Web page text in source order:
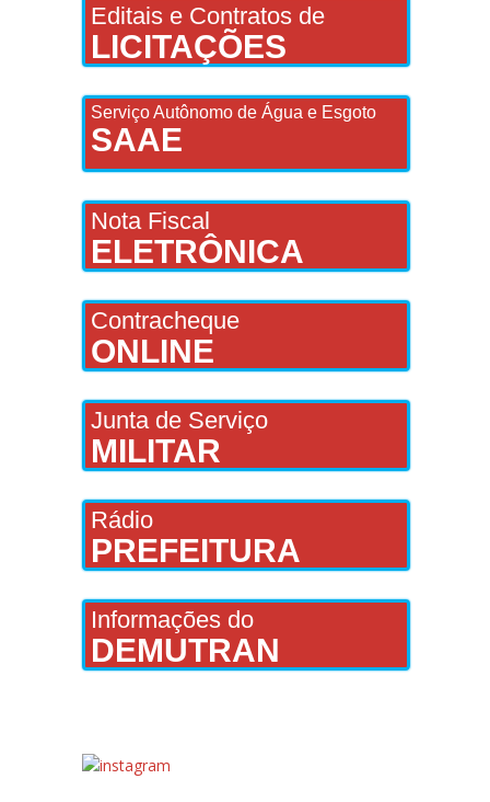
Editais e Contratos de
LICITAÇÕES
Serviço Autônomo de Água e Esgoto
SAAE
Nota Fiscal
ELETRÔNICA
Contracheque
ONLINE
Junta de Serviço
MILITAR
Rádio
PREFEITURA
Informações do
DEMUTRAN